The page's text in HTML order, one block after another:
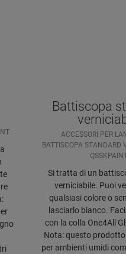
Battiscopa
ACCESSORI PER
BATTISCOPA STANDARD
Si tratta di un
verniciabile. Puoi
qualsiasi colore o
lasciarlo bianco.
con la colla One4All
Nota: questo
per ambienti umidi